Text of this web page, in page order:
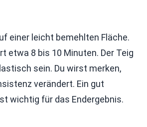
einer leicht bemehlten Fläche.
etwa 8 bis 10 Minuten. Der Teig
sein. Du wirst merken,
verändert. Ein gut
wichtig für das Endergebnis.